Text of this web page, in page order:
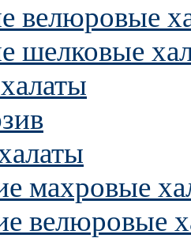
велюровые
шелковые
махровые
велюровые